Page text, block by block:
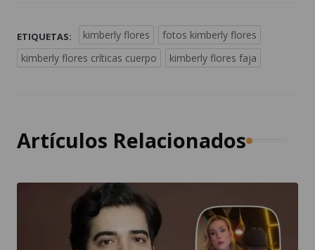
ETIQUETAS: kimberly flores
fotos kimberly flores
kimberly flores críticas cuerpo
kimberly flores faja
Artículos Relacionados